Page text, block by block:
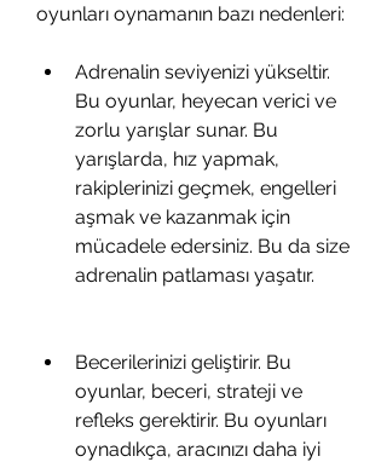
oyunları oynamanın bazı nedenleri:
Adrenalin seviyenizi yükseltir.
Bu oyunlar, heyecan verici ve
zorlu yarışlar sunar. Bu
yarışlarda, hız yapmak,
rakiplerinizi geçmek, engelleri
aşmak ve kazanmak için
mücadele edersiniz. Bu da size
adrenalin patlaması yaşatır.
Becerilerinizi geliştirir. Bu
oyunlar, beceri, strateji ve
refleks gerektirir. Bu oyunları
oynadıkça, aracınızı daha iyi